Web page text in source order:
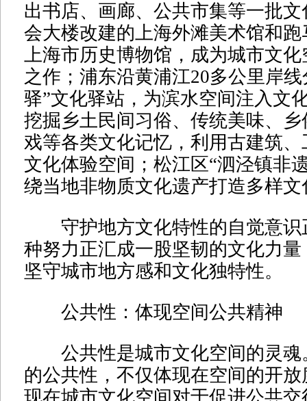
出书店、画廊、公共市集等一批
会大楼改建的上海外滩美术馆和
上海市历史博物馆，成为城市文
之作；浦东沿黄浦江20多公里岸
驿”文化驿站，为滨水空间注入文
挖掘乡土民间习俗、传统美味、
戏等各类文化记忆，利用古建筑
文化体验空间；松江区“泗泾镇非
绕当地非物质文化遗产打造多样
守护地方文化特性的自觉意识
种努力正汇成一股坚韧的文化力
坚守城市地方感和文化独特性。
公共性：体现空间公共精神
公共性是城市文化空间的灵魂
的公共性，不仅体现在空间的开
现在城市文化空间对于促进公共